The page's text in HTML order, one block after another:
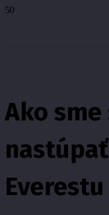
Ako
Everestu